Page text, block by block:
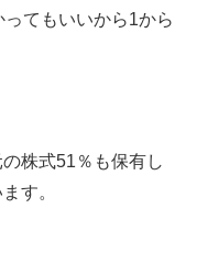
てもいいから1から
株式51％も保有し
す。